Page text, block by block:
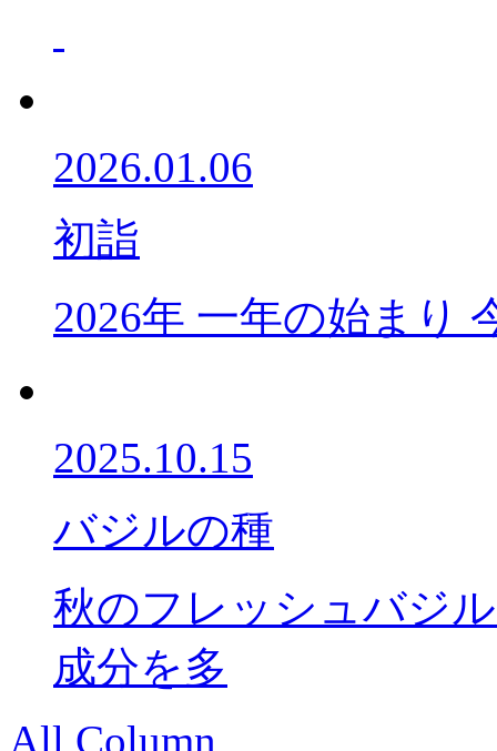
2026.01.06
初詣
2026年 一年の始まり
2025.10.15
バジルの種
秋のフレッシュバジ
成分を多
All Column